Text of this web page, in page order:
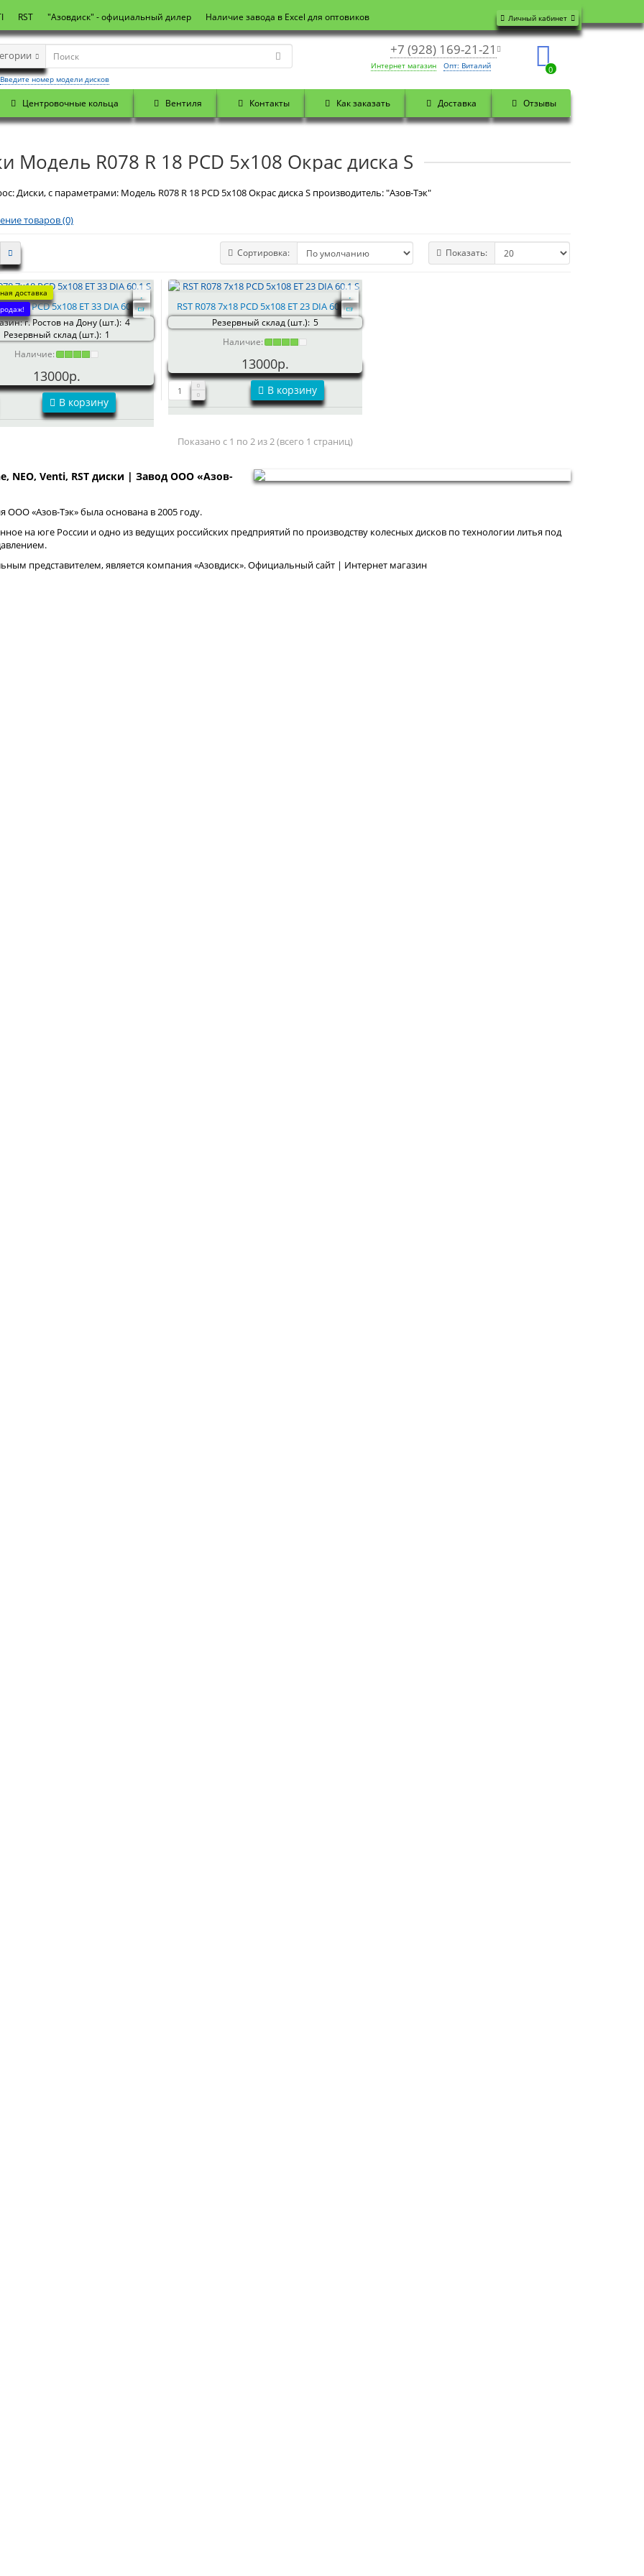
Личный кабинет
RST "Азовдиск" - официальный дилер Наличие завода в Excel для оптовиков
+7 (928) 169-21-21
Интернет магазин Опт: Виталий 0
Введите номер модели дисков
Центровочные кольца Вентиля Контакты Как заказать Доставка Отзывы
Модель R078 R 18 PCD 5x108 Окрас диска S
Диски, с параметрами: Модель R078 R 18 PCD 5x108 Окрас диска S производитель: "Азов-Тэк"
товаров (0)
Сортировка: Показать:
доставка
7x18 PCD 5x108 ET 33 DIA 60.1 S
г. Ростов на Дону (шт.): 4
Резервный склад (шт.): 1
Наличие:
13000р.
В корзину
RST R078 7x18 PCD 5x108 ET 23 DIA 60.1 S
Резервный склад (шт.): 5
Наличие:
13000р.
В корзину
Показано с 1 по 2 из 2 (всего 1 страниц)
NEO, Venti, RST диски | Завод ООО «Азов-
ООО «Азов-Тэк» была основана в 2005 году.
на юге России и одно из ведущих российских предприятий по производству колесных дисков по технологии литья под
представителем, является компания «Азовдиск». Официальный сайт | Интернет магазин